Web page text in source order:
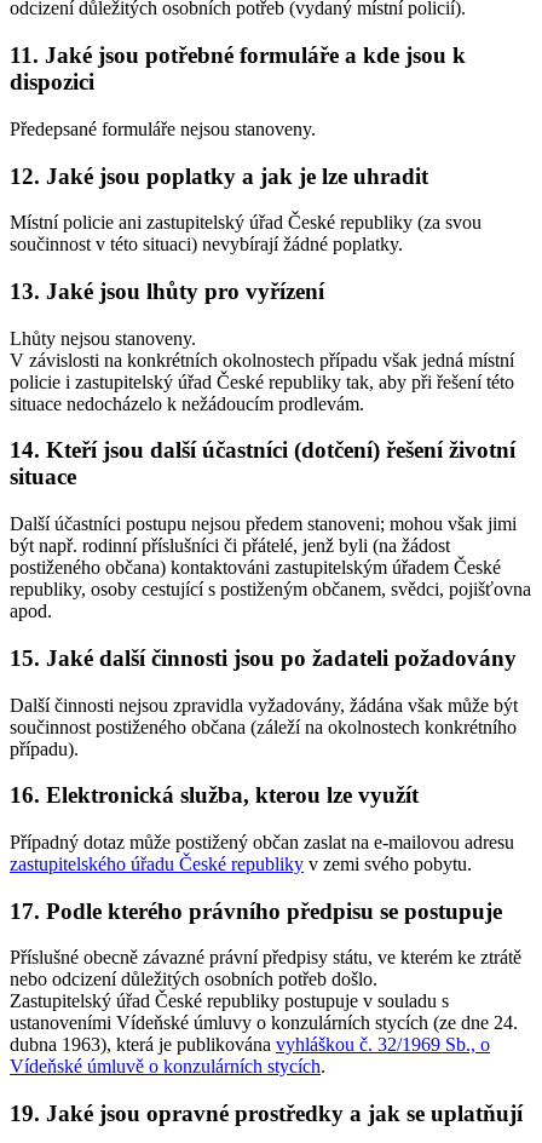
odcizení důležitých osobních potřeb (vydaný místní policií).
11. Jaké jsou potřebné formuláře a kde jsou k
dispozici
Předepsané formuláře nejsou stanoveny.
12. Jaké jsou poplatky a jak je lze uhradit
Místní policie ani zastupitelský úřad České republiky (za svou
součinnost v této situaci) nevybírají žádné poplatky.
13. Jaké jsou lhůty pro vyřízení
Lhůty nejsou stanoveny.
V závislosti na konkrétních okolnostech případu však jedná místní
policie i zastupitelský úřad České republiky tak, aby při řešení této
situace nedocházelo k nežádoucím prodlevám.
14. Kteří jsou další účastníci (dotčení) řešení životní
situace
Další účastníci postupu nejsou předem stanoveni; mohou však jimi
být např. rodinní příslušníci či přátelé, jenž byli (na žádost
postiženého občana) kontaktováni zastupitelským úřadem České
republiky, osoby cestující s postiženým občanem, svědci, pojišťovna
apod.
15. Jaké další činnosti jsou po žadateli požadovány
Další činnosti nejsou zpravidla vyžadovány, žádána však může být
součinnost postiženého občana (záleží na okolnostech konkrétního
případu).
16. Elektronická služba, kterou lze využít
Případný dotaz může postižený občan zaslat na e-mailovou adresu
zastupitelského úřadu České republiky v zemi svého pobytu.
17. Podle kterého právního předpisu se postupuje
Příslušné obecně závazné právní předpisy státu, ve kterém ke ztrátě
nebo odcizení důležitých osobních potřeb došlo.
Zastupitelský úřad České republiky postupuje v souladu s
ustanoveními Vídeňské úmluvy o konzulárních stycích (ze dne 24.
dubna 1963), která je publikována vyhláškou č. 32/1969 Sb., o
Vídeňské úmluvě o konzulárních stycích.
19. Jaké jsou opravné prostředky a jak se uplatňují